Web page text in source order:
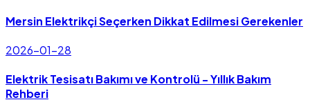
Mersin Elektrikçi Seçerken Dikkat Edilmesi Gerekenler
2026-01-28
Elektrik Tesisatı Bakımı ve Kontrolü - Yıllık Bakım
Rehberi